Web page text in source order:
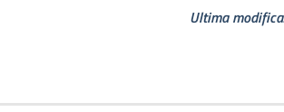
Ultima modifica